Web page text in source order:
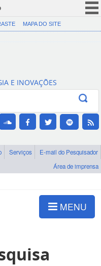
CORONAVÍRUS (COVID-19)
Canais
MAPA DO SITE
E INOVAÇÕES
Serviços
E-mail do Pesquisador
Área de imprensa
MENU